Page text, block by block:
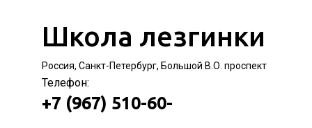
Школа лезгинки
Россия, Санкт-Петербург, Большой В.О. проспект
Телефон:
+7 (967) 510-60-